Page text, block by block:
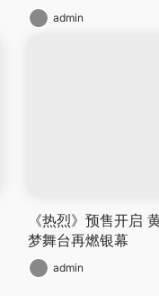
admin
《热烈》预售开启
梦舞台再燃银幕
admin